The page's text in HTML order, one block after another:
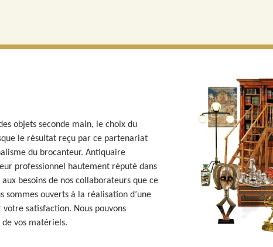
objets seconde main, le choix du
le résultat reçu par ce partenariat
du brocanteur. Antiquaire
professionnel hautement réputé dans
besoins de nos collaborateurs que ce
sommes ouverts à la réalisation d’une
satisfaction. Nous pouvons
vos matériels.